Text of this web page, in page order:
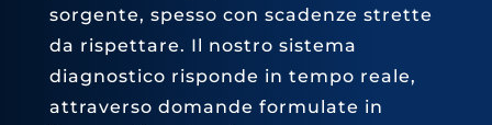
sorgente, spesso con scadenze strette
da rispettare. Il nostro sistema
diagnostico risponde in tempo reale,
attraverso domande formulate in